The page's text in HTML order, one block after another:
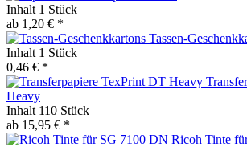
Inhalt 1 Stück
ab 1,20 € *
Tassen-
Inhalt 1 Stück
0,46 € *
Heavy
Inhalt 110 Stück
ab 15,95 € *
Ricoh Tinte